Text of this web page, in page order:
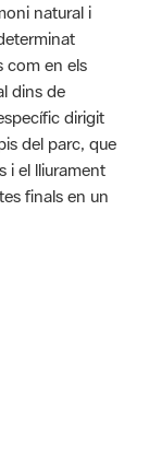
natural i
com en els
dins de
dirigit
del parc, que
i el lliurament
finals en un
de 0 estrellas de